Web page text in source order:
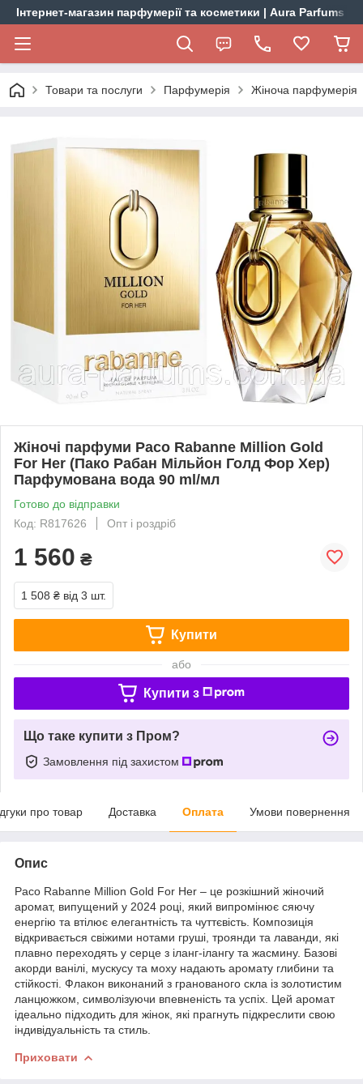
Інтернет-магазин парфумерії та косметики | Aura Parfums
Товари та послуги Парфумерія Жіноча парфумерія
Жіночі парфуми Paco Rabanne Million Gold
For Her (Пако Рабан Мільйон Голд Фор Хер)
Парфумована вода 90 ml/мл
Готово до відправки
Код: R817626
Опт і роздріб
1 560 ₴
1 508 ₴ від 3 шт.
Купити
або
Купити з
Що таке купити з Пром?
Замовлення під захистом
про товар Доставка Оплата Умови повернення
Опис
Paco Rabanne Million Gold For Her – це розкішний жіночий
аромат, випущений у 2024 році, який випромінює сяючу
енергію та втілює елегантність та чуттєвість. Композиція
відкривається свіжими нотами груші, троянди та лаванди, які
плавно переходять у серце з іланг-ілангу та жасмину. Базові
акорди ванілі, мускусу та моху надають аромату глибини та
стійкості. Флакон виконаний з гранованого скла із золотистим
ланцюжком, символізуючи впевненість та успіх. Цей аромат
ідеально підходить для жінок, які прагнуть підкреслити свою
індивідуальність та стиль.
Приховати